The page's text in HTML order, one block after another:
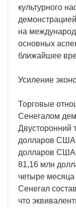
культурного
на
основных
ближайшее
Усиление
Торговые
Сенегалом
Двусторонний
долларов США
долларов США
81,16 млн
четыре месяца
Сенегал
что